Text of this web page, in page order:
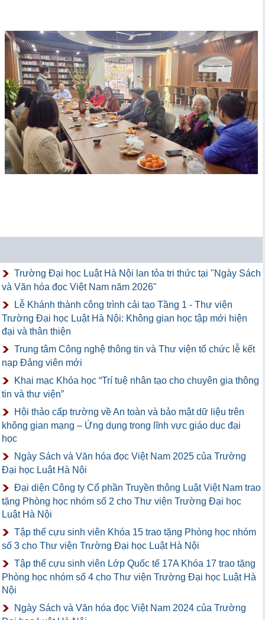
Trường Đại học Luật Hà Nội lan tỏa tri thức tại "Ngày Sách
và Văn hóa đọc Việt Nam năm 2026"
Lễ Khánh thành công trình cải tạo Tầng 1 - Thư viện
Trường Đại học Luật Hà Nội: Không gian học tập mới hiện
đại và thân thiện
Trung tâm Công nghệ thông tin và Thư viện tổ chức lễ kết
nạp Đảng viên mới
Khai mạc Khóa học “Trí tuệ nhân tạo cho chuyên gia thông
tin và thư viện”
Hội thảo cấp trường về An toàn và bảo mật dữ liệu trên
không gian mạng – Ứng dụng trong lĩnh vực giáo dục đại
học
Ngày Sách và Văn hóa đọc Việt Nam 2025 của Trường
Đại học Luật Hà Nội
Đại diện Công ty Cổ phần Truyền thông Luật Việt Nam trao
tặng Phòng học nhóm số 2 cho Thư viện Trường Đại học
Luật Hà Nội
Tập thể cựu sinh viên Khóa 15 trao tặng Phòng học nhóm
số 3 cho Thư viện Trường Đại học Luật Hà Nội
Tập thể cựu sinh viên Lớp Quốc tế 17A Khóa 17 trao tặng
Phòng học nhóm số 4 cho Thư viện Trường Đại học Luật Hà
Nội
Ngày Sách và Văn hóa đọc Việt Nam 2024 của Trường